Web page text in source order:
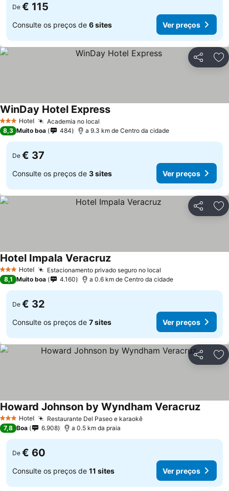
De € 115
Consulte os preços de 6 sites Ver preços
Partilhar
3 EstrelasHotel Academia no local
WinDay Hotel ExpressVer preços
8,3 Muito boa 484 a 9.3 km de Centro da cidade
De € 37
Consulte os preços de 3 sites Ver preços
Partilhar
3 EstrelasHotel Estacionamento privado seguro no local
Hotel Impala VeracruzVer preços
8,1 Muito boa 4.160 a 0.6 km de Centro da cidade
De € 32
Consulte os preços de 7 sites Ver preços
Partilhar
3 EstrelasHotel Restaurante Del Paseo e karaokêVer preços
Howard Johnson by Wyndham VeracruzVer
7,8 Boa 6.908 a 0.5 km da praia
De € 60
Consulte os preços de 11 sites Ver preços